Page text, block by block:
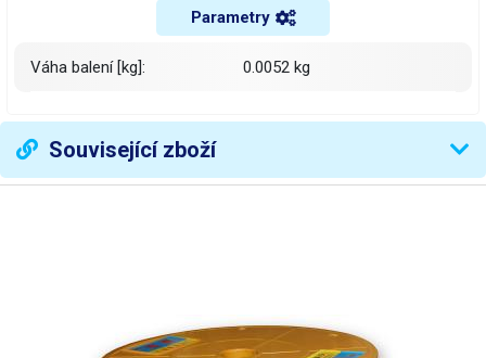
Parametry
Váha balení [kg]: 0.0052 kg
Související zboží